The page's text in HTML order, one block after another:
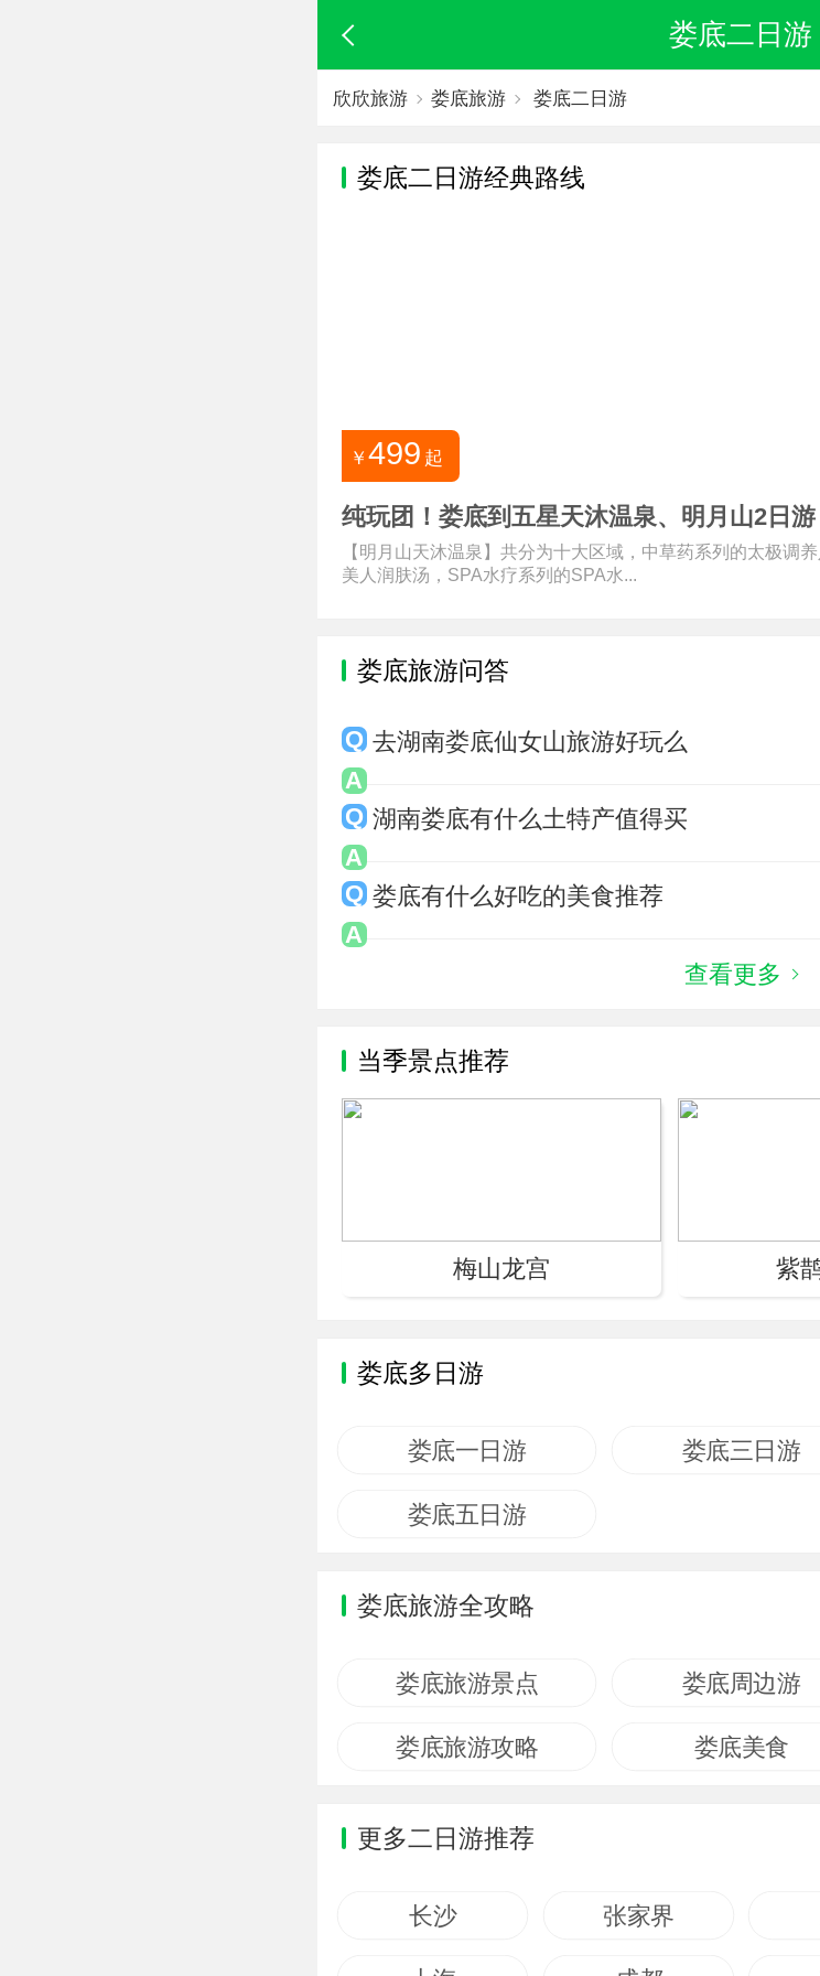
娄底二日游
欣欣旅游 娄底旅游 娄底二日游
娄底二日游经典路线
￥ 499 起
纯玩团！娄底到五星天沐温泉、明月山2日游
【明月山天沐温泉】共分为十大区域，中草药系列的太极调
美人润肤汤，SPA水疗系列的SPA水...
娄底旅游问答
去湖南娄底仙女山旅游好玩么
湖南娄底有什么土特产值得买
娄底有什么好吃的美食推荐
查看更多
当季景点推荐
梅山龙宫 紫
娄底多日游
娄底一日游 娄底三日游
娄底五日游
娄底旅游全攻略
娄底旅游景点 娄底周边游
娄底旅游攻略 娄底美食
更多二日游推荐
长沙 张家界